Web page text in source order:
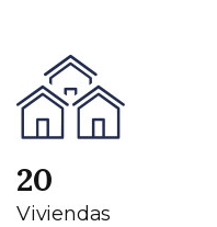
20
Viviendas